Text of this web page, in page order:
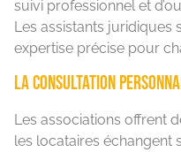
suivi professionnel et
Les assistants juridiques
expertise précise pour
La consultation
Les associations offrent
les locataires échangent